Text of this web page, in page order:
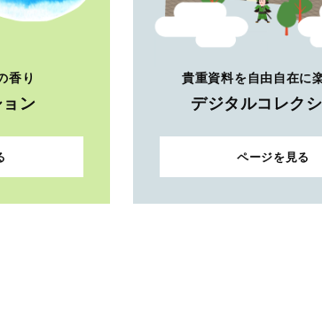
香り
ン
貴重資料を自由自在に
デジタルコレク
ページを見る